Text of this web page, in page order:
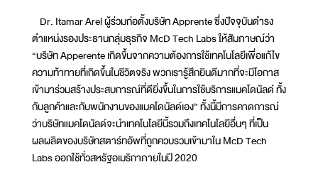
Dr. Itamar Arel ผู้ร่วมก่อตั้งบริษัท Apprente ซึ่งปัจจุบันดำรง
ตำแหน่งรองประธานกลุ่มธุรกิจ McD Tech Labs ให้สัมภาษณ์ว่า
“บริษัท Apperente เกิดขึ้นจากความต้องการใช้เทคโนโลยีเพื่อแก้ไข
ความท้าทายที่เกิดขึ้นในชีวิตจริง พวกเรารู้สึกยินดีมากที่จะมีโอกาส
เข้ามาร่วมสร้างประสบการณ์ที่ดียิ่งขึ้นในการใช้บริการแมคโดนัลด์ ทั้ง
กับลูกค้าและกับพนักงานของแมคโดนัลด์เอง” ทั้งนี้มีการคาดการณ์
ว่าบริษัทแมคโดนัลด์จะนำเทคโนโลยีนี้รวมถึงเทคโนโลยีอื่นๆ ที่เป็น
ผลผลิตของบริษัทสตาร์ทอัพที่ถูกควบรวมเข้ามาใน McD Tech
Labs ออกใช้ทั่วสหรัฐอเมริกาภายในปี 2020